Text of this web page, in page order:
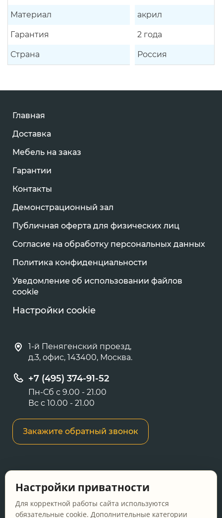
Материал акрил
Гарантия 2 года
Страна Россия
Главная
Доставка
Мебель на заказ
Гарантии
Контакты
Демонстрационный зал
Публичная оферта для физических лиц
Согласие на обработку персональных данных
Политика конфиденциальности
Уведомление об использовании файлов
cookie
Настройки cookie
1-й Пенягенский проезд,
д.3, офис, 143400, Москва.
+7 (495) 374-91-52
Пн-Сб с 9.00 - 21.00
Вс с 10.00 - 21.00
Закажите обратный звонок
сайте носит информационный характер и не
является публичной офертой, определяемой
положениями Статьи 437 ГК РФ.
Настройки приватности
Для корректной работы сайта используются
обязательные cookie. Дополнительные категории